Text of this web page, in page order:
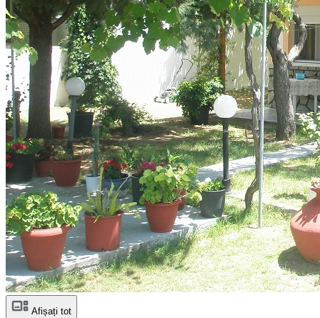
Afișați tot